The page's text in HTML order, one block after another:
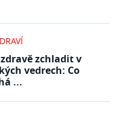
zdravě zchladit v
vedrech: Co
...